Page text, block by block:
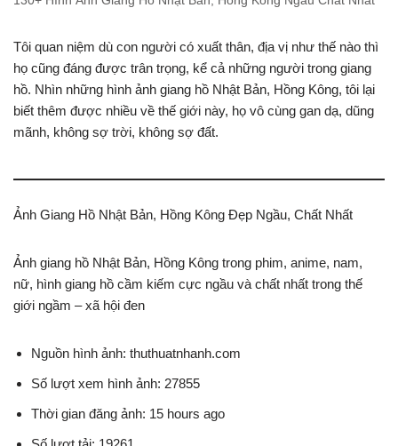
Tôi quan niệm dù con người có xuất thân, địa vị như thế nào thì
họ cũng đáng được trân trọng, kể cả những người trong giang
hồ. Nhìn những hình ảnh giang hồ Nhật Bản, Hồng Kông, tôi lại
biết thêm được nhiều về thế giới này, họ vô cùng gan dạ, dũng
mãnh, không sợ trời, không sợ đất.
Ảnh Giang Hồ Nhật Bản, Hồng Kông Đẹp Ngầu, Chất Nhất
Ảnh giang hồ Nhật Bản, Hồng Kông trong phim, anime, nam,
nữ, hình giang hồ cầm kiếm cực ngầu và chất nhất trong thế
giới ngầm – xã hội đen
Nguồn hình ảnh: thuthuatnhanh.com
Số lượt xem hình ảnh: 27855
Thời gian đăng ảnh: 15 hours ago